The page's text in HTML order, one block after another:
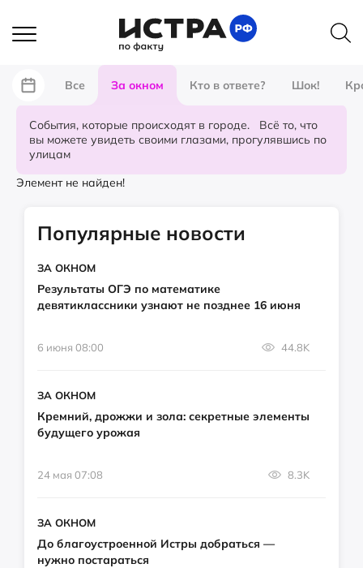
Все За окном Кто в ответе? Шок!
События, которые происходят в городе. Всё то, что
вы можете увидеть своими глазами, прогулявшись по
улицам
Элемент не найден!
Популярные новости
ЗА ОКНОМ
Результаты ОГЭ по математике
девятиклассники узнают не позднее 16 июня
6 июня 08:00 44.8K
ЗА ОКНОМ
Кремний, дрожжи и зола: секретные элементы
будущего урожая
24 мая 07:08 8.3K
ЗА ОКНОМ
До благоустроенной Истры добраться —
нужно постараться